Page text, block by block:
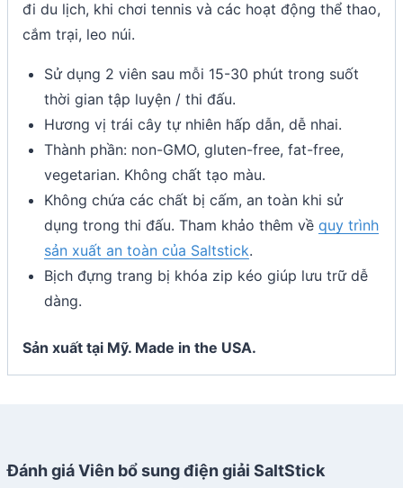
đi du lịch, khi chơi tennis và các hoạt động thể thao,
cắm trại, leo núi.
Sử dụng 2 viên sau mỗi 15-30 phút trong suốt
thời gian tập luyện / thi đấu.
Hương vị trái cây tự nhiên hấp dẫn, dễ nhai.
Thành phần: non-GMO, gluten-free, fat-free,
vegetarian. Không chất tạo màu.
Không chứa các chất bị cấm, an toàn khi sử
dụng trong thi đấu. Tham khảo thêm về quy trình
sản xuất an toàn của Saltstick.
Bịch đựng trang bị khóa zip kéo giúp lưu trữ dễ
dàng.
Sản xuất tại Mỹ. Made in the USA.
Đánh giá Viên bổ sung điện giải SaltStick